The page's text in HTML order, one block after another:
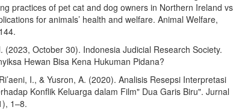
practices of pet cat and dog owners in Northern Ireland vs
for animals’ health and welfare. Animal Welfare,
(2023, October 30). Indonesia Judicial Research Society.
Hewan Bisa Kena Hukuman Pidana?
I., & Yusron, A. (2020). Analisis Resepsi Interpretasi
Konflik Keluarga dalam Film" Dua Garis Biru". Jurnal
1–8.